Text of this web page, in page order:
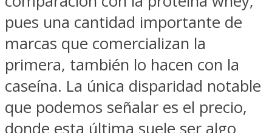
pues una cantidad importante de
marcas que comercializan la
primera, también lo hacen con la
caseína. La única disparidad notable
que podemos señalar es el precio,
donde esta última suele ser algo